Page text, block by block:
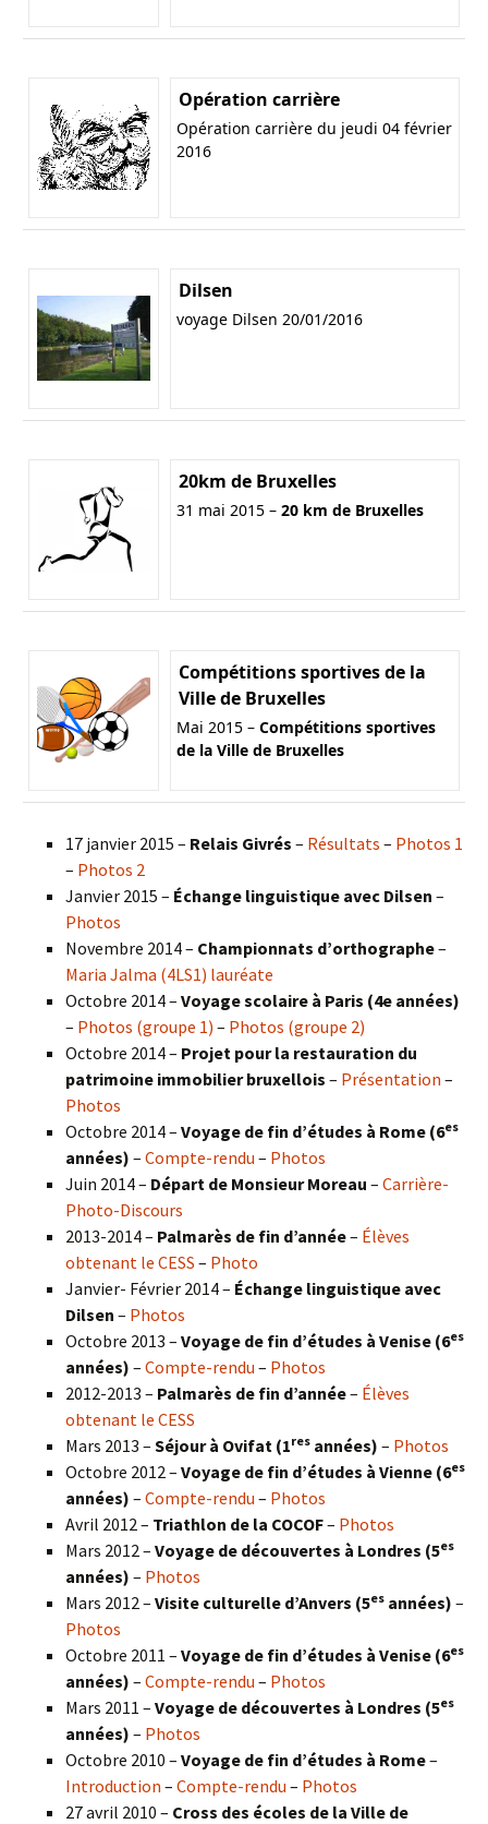
Opération carrière
Opération carrière du jeudi 04 février
2016
Dilsen
voyage Dilsen 20/01/2016
20km de Bruxelles
31 mai 2015 – 20 km de Bruxelles
Compétitions sportives de la
Ville de Bruxelles
Mai 2015 – Compétitions sportives
de la Ville de Bruxelles
17 janvier 2015 – Relais Givrés – Résultats – Photos 1
– Photos 2
Janvier 2015 – Échange linguistique avec Dilsen –
Photos
Novembre 2014 – Championnats d’orthographe–
Maria Jalma (4LS1) lauréate
Octobre 2014 – Voyage scolaire à Paris (4e années)
– Photos (groupe 1) – Photos (groupe 2)
Octobre 2014 – Projet pour la restauration du
patrimoine immobilier bruxellois – Présentation –
Photos
Octobre 2014 – Voyage de fin d’études à Rome (6es
années) – Compte-rendu – Photos
Juin 2014 – Départ de Monsieur Moreau – Carrière-
Photo-Discours
2013-2014 – Palmarès de fin d’année– Élèves
obtenant le CESS – Photo
Janvier- Février 2014 – Échange linguistique avec
Dilsen – Photos
Octobre 2013 – Voyage de fin d’études à Venise (6es
années) – Compte-rendu – Photos
2012-2013 – Palmarès de fin d’année– Élèves
obtenant le CESS
Mars 2013 – Séjour à Ovifat (1res années) – Photos
Octobre 2012 – Voyage de fin d’études à Vienne (6es
années) – Compte-rendu – Photos
Avril 2012 – Triathlon de la COCOF– Photos
Mars 2012 – Voyage de découvertes à Londres (5es
années) – Photos
Mars 2012 – Visite culturelle d’Anvers (5es années) –
Photos
Octobre 2011 – Voyage de fin d’études à Venise (6es
années) – Compte-rendu – Photos
Mars 2011 – Voyage de découvertes à Londres (5es
années) – Photos
Octobre 2010 – Voyage de fin d’études à Rome–
Introduction – Compte-rendu – Photos
27 avril 2010 – Cross des écoles de la Ville de